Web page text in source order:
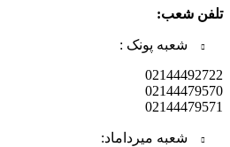
تلفن شعب:
شعبه پونک :
02144492722
02144479570
02144479571
شعبه میرداماد: